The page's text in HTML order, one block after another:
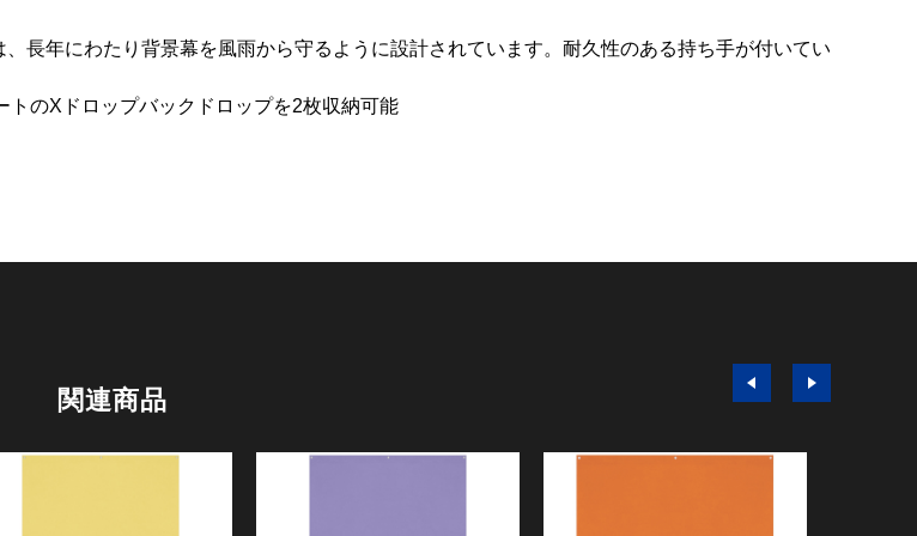
長年にわたり背景幕を風雨から守るように設計されています。耐久性のある持ち手が付いてい
のXドロップバックドロップを2枚収納可能
関連商品